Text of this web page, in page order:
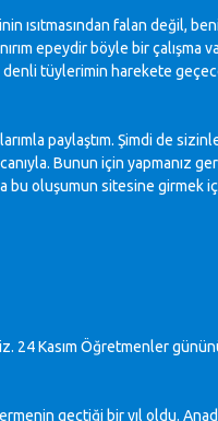
ısıtmasından falan değil,
epeydir böyle bir çalışma
denli tüylerimin harekete
paylaştım. Şimdi de
Bunun için yapmanız
bu oluşumun sitesine girmek
24 Kasım Öğretmenler
geçtiği bir yıl oldu.